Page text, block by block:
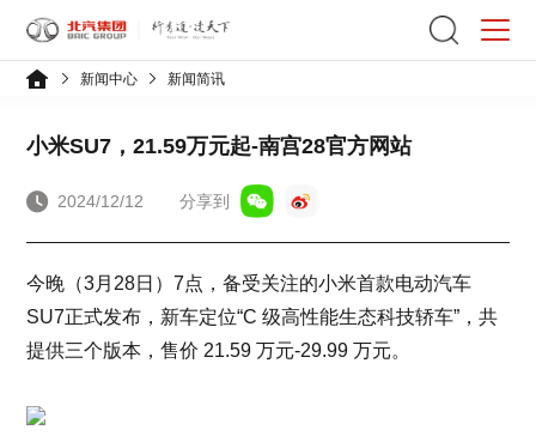
新闻中心 新闻简讯
小米SU7，21.59万元起-南宫28官方网站
2024/12/12 分享到
今晚（3月28日）7点，备受关注的小米首款电动汽车
SU7正式发布，新车定位“C 级高性能生态科技轿车”，共
提供三个版本，售价 21.59 万元-29.99 万元。